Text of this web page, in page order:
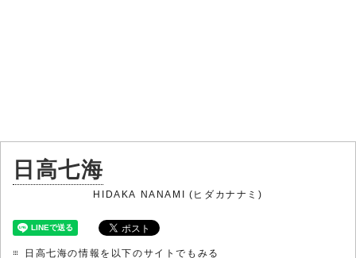
日高七海
HIDAKA NANAMI (ヒダカナナミ)
日高七海の情報を以下のサイトでもみる